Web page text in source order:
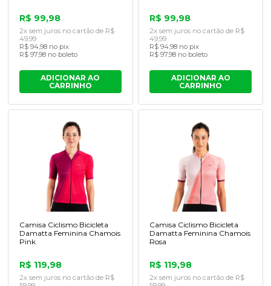
R$ 99,98
2x sem juros no cartão de R$
49,99
R$ 94,98 no pix
R$ 97,98 no boleto
ADICIONAR AO
CARRINHO
R$ 99,98
2x sem juros no cartão de R$
49,99
R$ 94,98 no pix
R$ 97,98 no boleto
ADICIONAR AO
CARRINHO
Camisa Ciclismo Bicicleta
Damatta Feminina Chamois
Pink
R$ 119,98
2x sem juros no cartão de R$
Camisa Ciclismo Bicicleta
Damatta Feminina Chamois
Rosa
R$ 119,98
2x sem juros no cartão de R$